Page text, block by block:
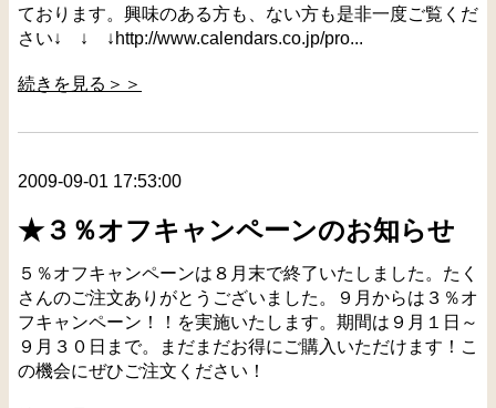
ております。興味のある方も、ない方も是非一度ご覧くだ
さい↓ ↓ ↓http://www.calendars.co.jp/pro...
続きを見る＞＞
2009-09-01 17:53:00
★３％オフキャンペーンのお知らせ
５％オフキャンペーンは８月末で終了いたしました。たく
さんのご注文ありがとうございました。９月からは３％オ
フキャンペーン！！を実施いたします。期間は９月１日～
９月３０日まで。まだまだお得にご購入いただけます！こ
の機会にぜひご注文ください！